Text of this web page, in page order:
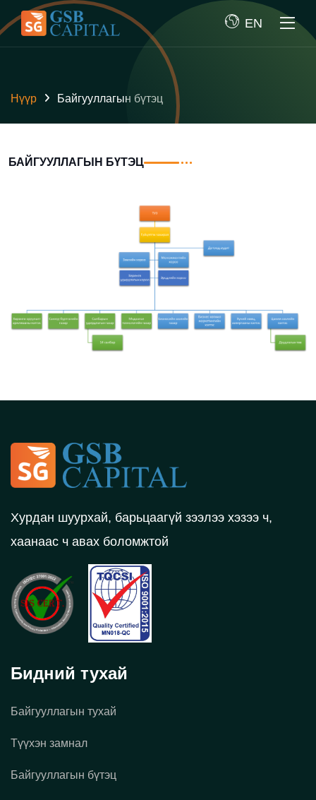
EN
Нүүр Байгууллагын бүтэц
БАЙГУУЛЛАГЫН БҮТЭЦ
Хурдан шуурхай, барьцаагүй зээлээ хэзээ ч,
хаанаас ч авах боломжтой
Бидний тухай
Байгууллагын тухай
Түүхэн замнал
Байгууллагын бүтэц